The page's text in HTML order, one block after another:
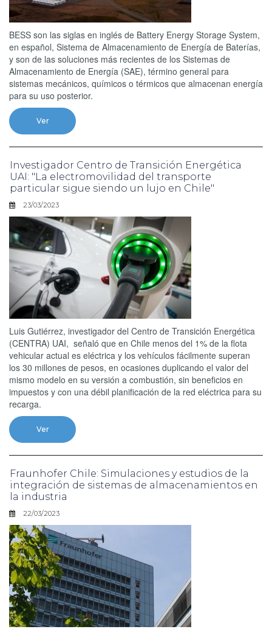
BESS son las siglas en inglés de Battery Energy Storage System,
en español, Sistema de Almacenamiento de Energía de Baterías,
y son de las soluciones más recientes de los Sistemas de
Almacenamiento de Energía (SAE), término general para
sistemas mecánicos, químicos o térmicos que almacenan energía
para su uso posterior.
Ver
Investigador Centro de Transición Energética
UAI: "La electromovilidad del transporte
particular sigue siendo un lujo en Chile"
23/03/2023
Luis Gutiérrez, investigador del Centro de Transición Energética
(CENTRA) UAI, señaló que en Chile menos del 1% de la flota
vehicular actual es eléctrica y los vehículos fácilmente superan
los 30 millones de pesos, en ocasiones duplicando el valor del
mismo modelo en su versión a combustión, sin beneficios en
impuestos y con una débil planificación de la red eléctrica para su
recarga.
Ver
Fraunhofer Chile: Simulaciones y estudios de la
integración de sistemas de almacenamientos en
la industria
22/03/2023